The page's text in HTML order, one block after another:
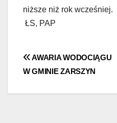
niższe niż rok wcześniej.
ŁS, PAP
Nawigacja
AWARIA WODOCIĄGU
W GMINIE ZARSZYN